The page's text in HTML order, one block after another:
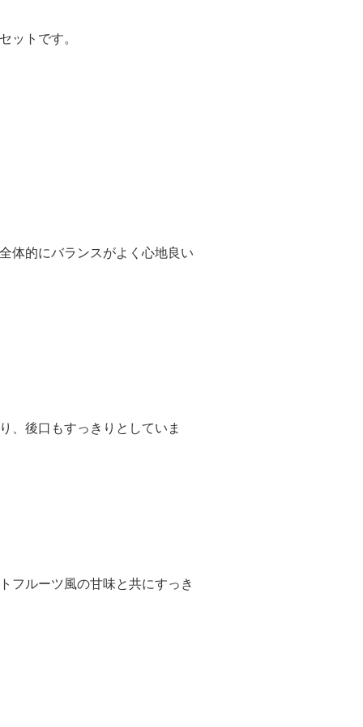
ットです。
体的にバランスがよく心地良い
、後口もすっきりとしていま
フルーツ風の甘味と共にすっき